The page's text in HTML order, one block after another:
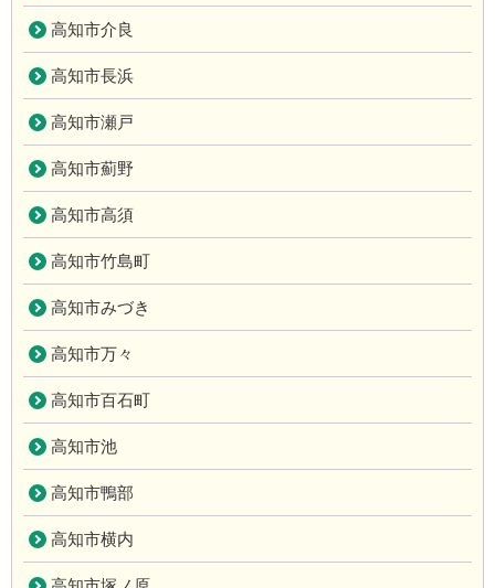
高知市介良
高知市長浜
高知市瀬戸
高知市薊野
高知市高須
高知市竹島町
高知市みづき
高知市万々
高知市百石町
高知市池
高知市鴨部
高知市横内